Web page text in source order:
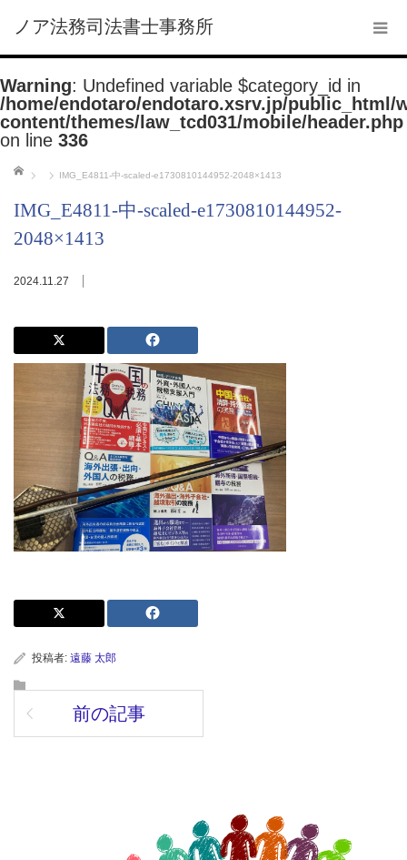
ノア法務司法書士事務所
Warning: Undefined variable $category_id in
/home/endotaro/endotaro.xsrv.jp/public_html/
content/themes/law_tcd031/mobile/header.php
on line 336
ホーム
IMG_E4811-中-scaled-e1730810144952-2048×1413
IMG_E4811-中-scaled-e1730810144952-
2048×1413
2024.11.27
投稿者: 遠藤 太郎
前の記事